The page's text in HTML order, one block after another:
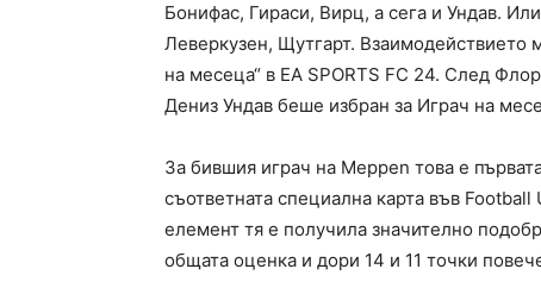
Бонифас, Гираси, Вирц, а сега и Ундав.
Леверкузен, Щутгарт. Взаимодействието
на месеца“ в EA SPORTS FC 24. След
Дениз Ундав беше избран за Играч на
За бившия играч на Meppen това е
съответната специална карта във
елемент тя е получила значително
общата оценка и дори 14 и 11 точки